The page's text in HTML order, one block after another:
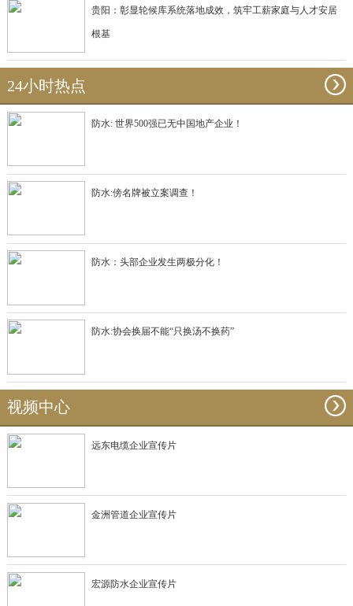
贵阳：彰显轮候库系统落地成效，筑牢工薪家庭与人才安居
根基
24小时热点
防水: 世界500强已无中国地产企业！
防水:傍名牌被立案调查！
防水：头部企业发生两极分化！
防水:协会换届不能“只换汤不换药”
视频中心
远东电缆企业宣传片
金洲管道企业宣传片
宏源防水企业宣传片